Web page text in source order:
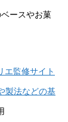
ースやお菓
エ監修サイト
製法などの基